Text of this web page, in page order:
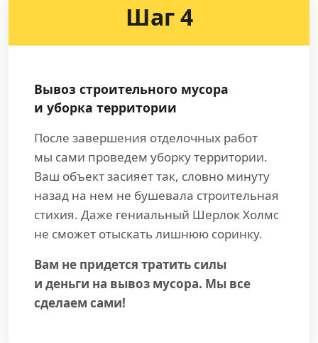
Шаг 4
Вывоз строительного мусора
и уборка территории
После завершения отделочных работ
мы сами проведем уборку территории.
Ваш объект засияет так, словно минуту
назад на нем не бушевала строительная
стихия. Даже гениальный Шерлок Холмс
не сможет отыскать лишнюю соринку.
Вам не придется тратить силы
и деньги на вывоз мусора. Мы все
сделаем сами!